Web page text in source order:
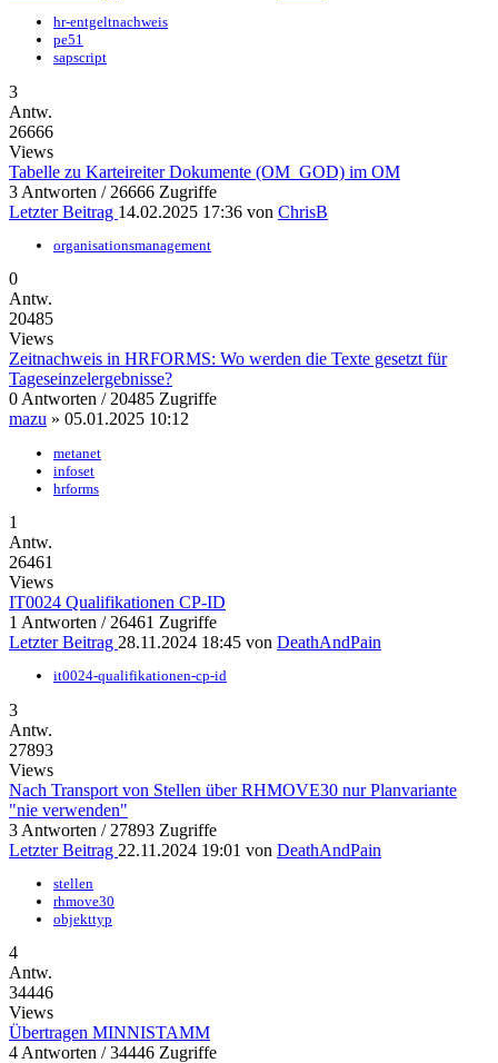
hr-entgeltnachweis
pe51
sapscript
3
Antw.
26666
Views
Tabelle zu Karteireiter Dokumente (OM_GOD) im OM
3 Antworten / 26666 Zugriffe
Letzter Beitrag 14.02.2025 17:36 von ChrisB
organisationsmanagement
0
Antw.
20485
Views
Zeitnachweis in HRFORMS: Wo werden die Texte gesetzt für
Tageseinzelergebnisse?
0 Antworten / 20485 Zugriffe
mazu » 05.01.2025 10:12
metanet
infoset
hrforms
1
Antw.
26461
Views
IT0024 Qualifikationen CP-ID
1 Antworten / 26461 Zugriffe
Letzter Beitrag 28.11.2024 18:45 von DeathAndPain
it0024-qualifikationen-cp-id
3
Antw.
27893
Views
Nach Transport von Stellen über RHMOVE30 nur Planvariante
"nie verwenden"
3 Antworten / 27893 Zugriffe
Letzter Beitrag 22.11.2024 19:01 von DeathAndPain
stellen
rhmove30
objekttyp
4
Antw.
34446
Views
Übertragen MINNISTAMM
4 Antworten / 34446 Zugriffe